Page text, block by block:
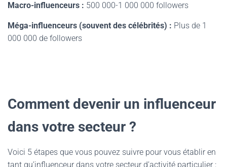
Macro-influenceurs : 500 000-1 000 000 followers
Méga-influenceurs (souvent des célébrités) : Plus de 1
000 000 de followers
Comment devenir un influenceur
dans votre secteur ?
Voici 5 étapes que vous pouvez suivre pour vous établir en
tant qu’influenceur dans votre secteur d’activité particulier :